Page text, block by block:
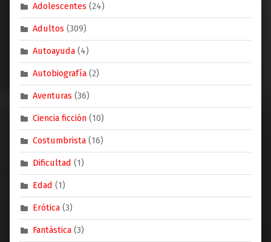
Adolescentes (24)
Adultos (309)
Autoayuda (4)
Autobiografía (2)
Aventuras (36)
Ciencia ficción (10)
Costumbrista (16)
Dificultad (1)
Edad (1)
Erótica (3)
Fantástica (3)